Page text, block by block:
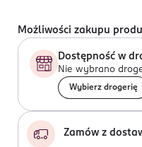
Możliwości zakupu
Dostępność w
Nie wybrano
Wybierz drogerię
Zamów z